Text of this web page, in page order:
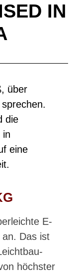
IN
über
die
in
eine
E-
Das ist
höchster